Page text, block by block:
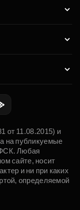
от 11.08.2015) и
на публикуемые
Любая
сайте, носит
и ни при каких
определяемой